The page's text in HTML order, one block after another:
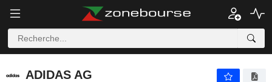
ADIDAS AG
ADIDAS AG